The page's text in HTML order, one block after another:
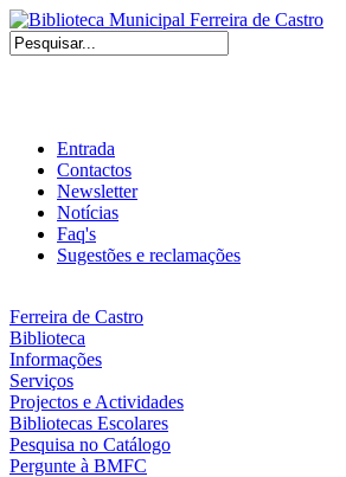
Entrada
Contactos
Newsletter
Notícias
Faq's
Sugestões e reclamações
Ferreira de Castro
Biblioteca
Informações
Serviços
Projectos e Actividades
Bibliotecas Escolares
Pesquisa no Catálogo
Pergunte à BMFC